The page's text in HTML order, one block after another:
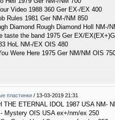
Video 1988 360 Ger EX-/EX 400
Rules 1981 Ger NM-/NM 850
Diamond Rough Diamond Holl NM-/
taste the band 1975 Ger EX/
HoL NM-/EX OIS 480
Were Here 1975 Ger NM/NM OIS
пластинки / 13-03-2019 21:31
THE ETERNAL IDOL 1987 USA NM-
Mystery OIS USA ex+/nm/ex 250